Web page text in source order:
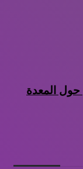
حول المعدة